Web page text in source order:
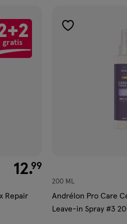
gratis
€ 12.99
12.99
Repair
toevoegen
200 ML
Andrélon Pro Care
Leave-in Spray #3